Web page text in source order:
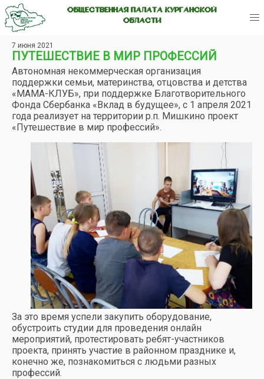
ОБЩЕСТВЕННАЯ ПАЛАТА КУРГАНСКОЙ
ОБЛАСТИ
7 июня 2021
ПУТЕШЕСТВИЕ В МИР ПРОФЕССИЙ
Автономная некоммерческая организация
поддержки семьи, материнства, отцовства и детства
«МАМА-КЛУБ», при поддержке Благотворительного
Фонда Сбербанка «Вклад в будущее», с 1 апреля 2021
года реализует на территории р.п. Мишкино проект
«Путешествие в мир профессий».
За это время успели закупить оборудование,
обустроить студии для проведения онлайн
мероприятий, протестировать ребят-участников
проекта, принять участие в районном празднике и,
конечно же, познакомиться с людьми разных
профессий.